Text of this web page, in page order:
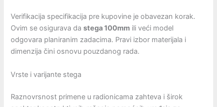
Verifikacija specifikacija pre kupovine je obavezan korak.
Ovim se osigurava dastega 100mm ili veći model
odgovara planiranim zadacima. Pravi izbor materijala i
dimenzija čini osnovu pouzdanog rada.
Vrste i varijante stega
Raznovrsnost primene u radionicama zahteva i širok